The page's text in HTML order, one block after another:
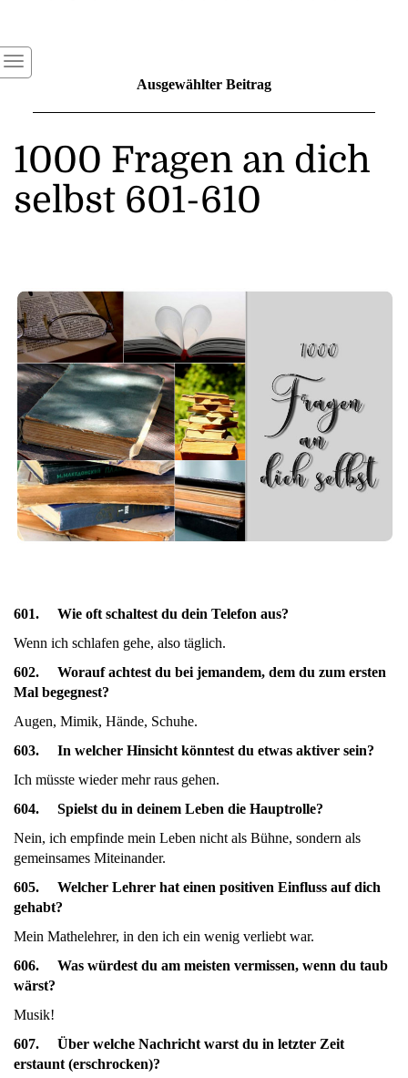
Ausgewählter Beitrag
1000 Fragen an dich
selbst 601-610
601. Wie oft schaltest du dein Telefon aus?
Wenn ich schlafen gehe, also täglich.
602. Worauf achtest du bei jemandem, dem du zum ersten
Mal begegnest?
Augen, Mimik, Hände, Schuhe.
603. In welcher Hinsicht könntest du etwas aktiver sein?
Ich müsste wieder mehr raus gehen.
604. Spielst du in deinem Leben die Hauptrolle?
Nein, ich empfinde mein Leben nicht als Bühne, sondern als
gemeinsames Miteinander.
605. Welcher Lehrer hat einen positiven Einfluss auf dich
gehabt?
Mein Mathelehrer, in den ich ein wenig verliebt war.
606. Was würdest du am meisten vermissen, wenn du taub
wärst?
Musik!
607. Über welche Nachricht warst du in letzter Zeit
erstaunt (erschrocken)?